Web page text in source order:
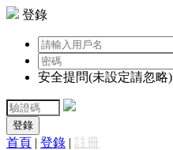
登錄
安全提問(未設定請忽略)
登錄
首頁 | 登錄 | 註冊